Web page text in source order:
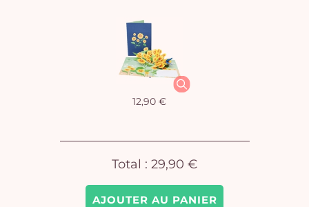
AJOUTER AU PANIER
12,90 €
Total : 29,90 €